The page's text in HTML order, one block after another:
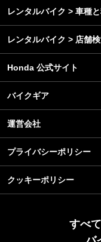
レンタルバイク > 車種
レンタルバイク > 店舗
Honda 公式サイト
バイクギア
運営会社
プライバシーポリシー
クッキーポリシー
すべ